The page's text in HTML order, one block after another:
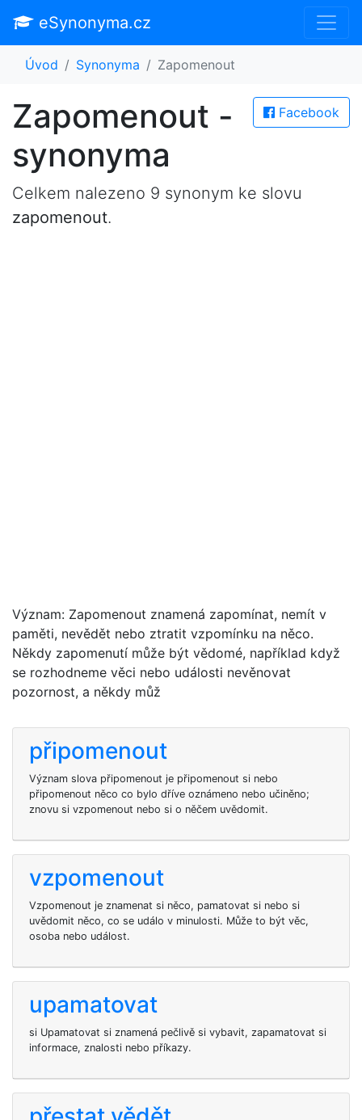
eSynonyma.cz
Úvod Synonyma Zapomenout
Facebook
Zapomenout -
synonyma
Celkem nalezeno 9 synonym ke slovu
zapomenout.
Význam: Zapomenout znamená zapomínat, nemít v
paměti, nevědět nebo ztratit vzpomínku na něco.
Někdy zapomenutí může být vědomé, například když
se rozhodneme věci nebo události nevěnovat
pozornost, a někdy můž
připomenout
Význam slova připomenout je připomenout si nebo
připomenout něco co bylo dříve oznámeno nebo učiněno;
znovu si vzpomenout nebo si o něčem uvědomit.
vzpomenout
Vzpomenout je znamenat si něco, pamatovat si nebo si
uvědomit něco, co se událo v minulosti. Může to být věc,
osoba nebo událost.
upamatovat
si Upamatovat si znamená pečlivě si vybavit, zapamatovat si
informace, znalosti nebo příkazy.